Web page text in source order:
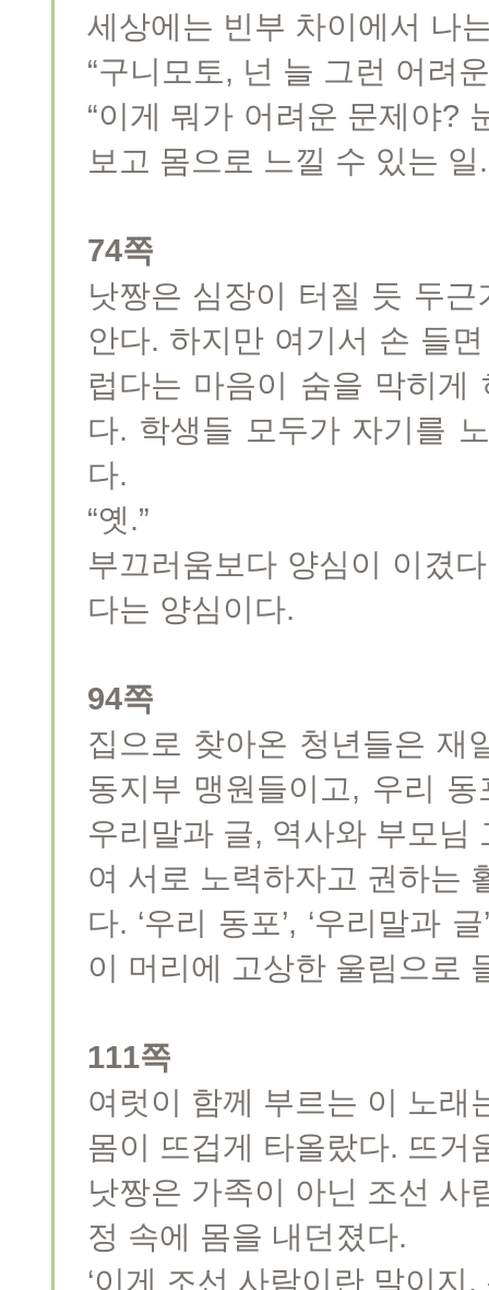
세상에는 빈부 차이에서 나
“구니모토, 넌 늘 그런 어려
“이게 뭐가 어려운 문제야?
보고 몸으로 느낄 수 있는 일
74쪽
낫짱은 심장이 터질 듯 두
안다. 하지만 여기서 손 들
럽다는 마음이 숨을 막히
다. 학생들 모두가 자기를
다.
“옛.”
부끄러움보다 양심이 이겼
다는 양심이다.
94쪽
집으로 찾아온 청년들은 재
동지부 맹원들이고, 우리
우리말과 글, 역사와 부모님
여 서로 노력하자고 권하는
다. ‘우리 동포’, ‘우리말과
이 머리에 고상한 울림으로
111쪽
여럿이 함께 부르는 이 노래
몸이 뜨겁게 타올랐다. 뜨거
낫짱은 가족이 아닌 조선 사
정 속에 몸을 내던졌다.
‘이게 조선 사람이란 말이지.